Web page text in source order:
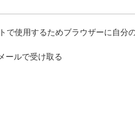
で使用するためブラウザーに自分
ールで受け取る